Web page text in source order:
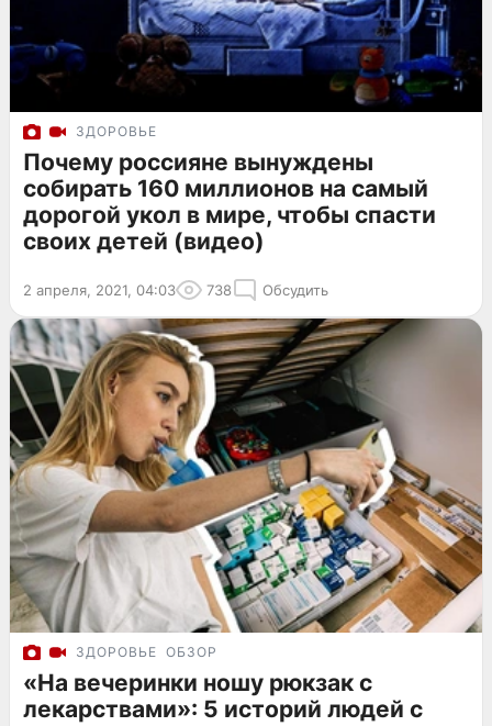
ЗДОРОВЬЕ
Почему россияне вынуждены
собирать 160 миллионов на самый
дорогой укол в мире, чтобы спасти
своих детей (видео)
2 апреля, 2021, 04:03 738 Обсудить
ЗДОРОВЬЕ ОБЗОР
«На вечеринки ношу рюкзак с
лекарствами»: 5 историй людей с